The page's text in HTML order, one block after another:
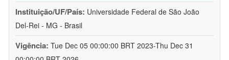
Instituição/UF/País: Universidade Federal de São João
Del-Rei - MG - Brasil
Vigência: Tue Dec 05 00:00:00 BRT 2023-Thu Dec 31